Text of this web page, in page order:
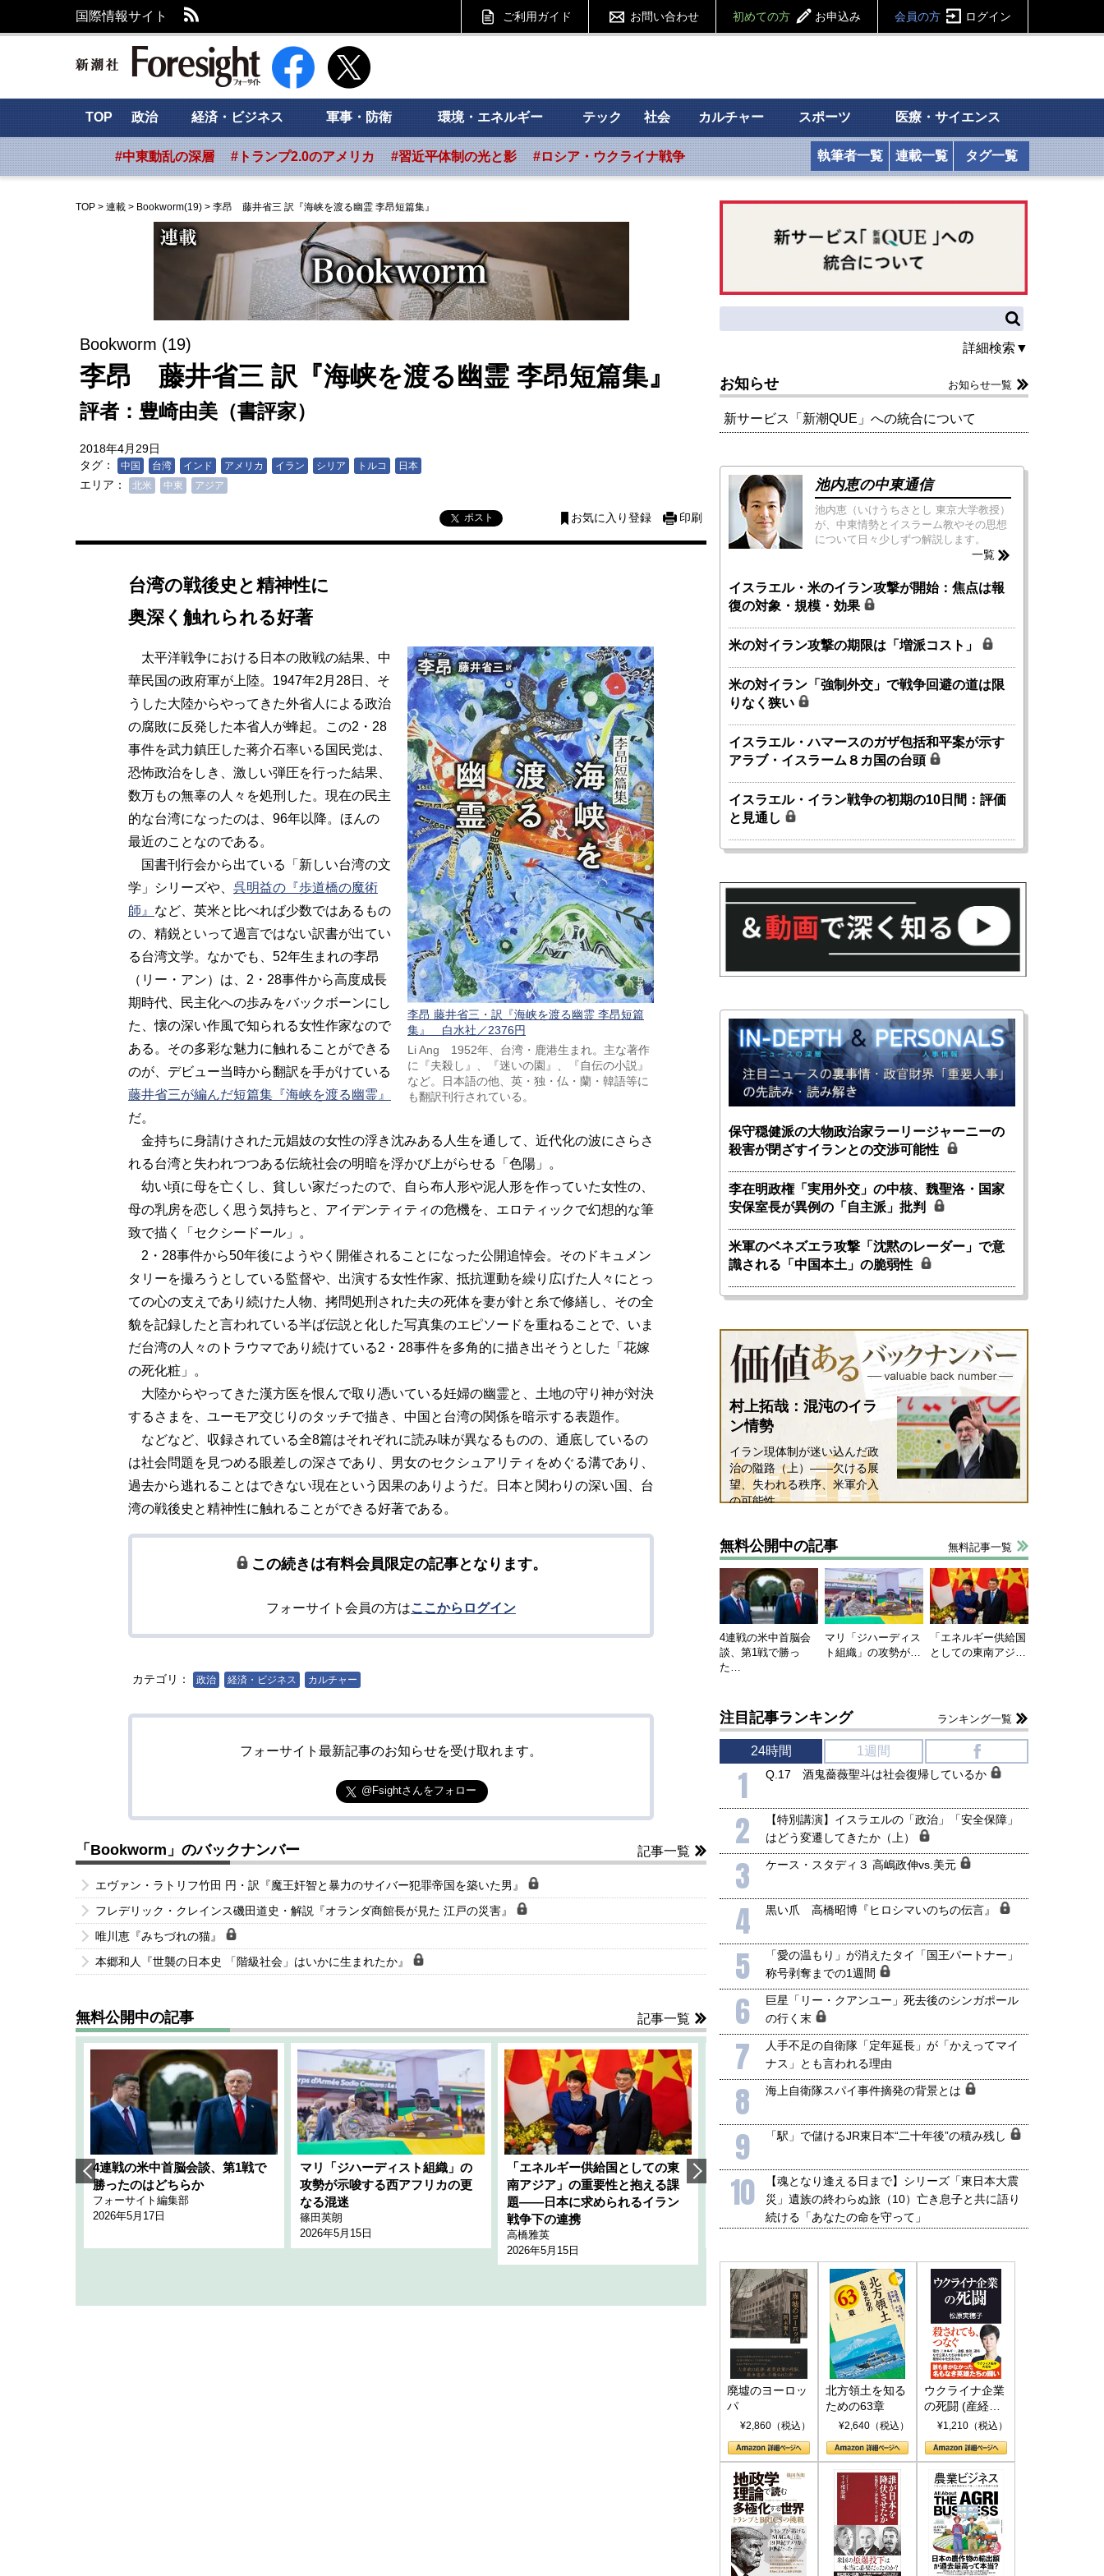
国際情報サイト ご利用ガイド お問い合わせ 初めての方 お申込み 会員の方 ログイン
新潮社 Foresight フォーサイト
TOP 政治 経済・ビジネス 軍事・防衛 環境・エネルギー テック 社会 カルチャー スポーツ 医療・サイエンス
#中東動乱の深層 #トランプ2.0のアメリカ #習近平体制の光と影 #ロシア・ウクライナ戦争 執筆者一覧 連載一覧 タグ一覧
TOP > 連載 > Bookworm(19) > 李昂 藤井省三 訳『海峡を渡る幽霊 李昂短篇集』
Bookworm (19)
李昂 藤井省三 訳『海峡を渡る幽霊 李昂短篇集』
評者：豊崎由美（書評家）
2018年4月29日
タグ：
中国 台湾 インド アメリカ イラン シリア トルコ 日本
エリア： 北米 中東 アジア
ポスト お気に入り登録 印刷
台湾の戦後史と精神性に
奥深く触れられる好著
李昂 藤井省三・訳『海峡を渡る幽霊 李昂短篇
集』 白水社／2376円
Li Ang 1952年、台湾・鹿港生まれ。主な著作
に『夫殺し』、『迷いの園』、『自伝の小説』
など。日本語の他、英・独・仏・蘭・韓語等に
も翻訳刊行されている。
太平洋戦争における日本の敗戦の結果、中
華民国の政府軍が上陸。1947年2月28日、そ
うした大陸からやってきた外省人による政治
の腐敗に反発した本省人が蜂起。この2・28
事件を武力鎮圧した蒋介石率いる国民党は、
恐怖政治をしき、激しい弾圧を行った結果、
数万もの無辜の人々を処刑した。現在の民主
的な台湾になったのは、96年以降。ほんの
最近のことなのである。
国書刊行会から出ている「新しい台湾の文
学」シリーズや、 呉明益の『歩道橋の魔術
師』 など、英米と比べれば少数ではあるもの
の、精鋭といって過言ではない訳書が出てい
る台湾文学。なかでも、52年生まれの李昂
（リー・アン）は、2・28事件から高度成長
期時代、民主化への歩みをバックボーンにし
た、懐の深い作風で知られる女性作家なので
ある。その多彩な魅力に触れることができる
のが、デビュー当時から翻訳を手がけている
藤井省三が編んだ短篇集『海峡を渡る幽霊』
だ。
金持ちに身請けされた元娼妓の女性の浮き沈みある人生を通して、近代化の波にさらさ
れる台湾と失われつつある伝統社会の明暗を浮かび上がらせる「色陽」。
幼い頃に母を亡くし、貧しい家だったので、自ら布人形や泥人形を作っていた女性の、
母の乳房を恋しく思う気持ちと、アイデンティティの危機を、エロティックで幻想的な筆
致で描く「セクシードール」。
2・28事件から50年後にようやく開催されることになった公開追悼会。そのドキュメン
タリーを撮ろうとしている監督や、出演する女性作家、抵抗運動を繰り広げた人々にとっ
ての心の支えであり続けた人物、拷問処刑された夫の死体を妻が針と糸で修繕し、その全
貌を記録したと言われている半ば伝説と化した写真集のエピソードを重ねることで、いま
だ台湾の人々のトラウマであり続けている2・28事件を多角的に描き出そうとした「花嫁
の死化粧」。
大陸からやってきた漢方医を恨んで取り憑いている妊婦の幽霊と、土地の守り神が対決
するさまを、ユーモア交じりのタッチで描き、中国と台湾の関係を暗示する表題作。
などなど、収録されている全8篇はそれぞれに読み味が異なるものの、通底しているの
は社会問題を見つめる眼差しの深さであり、男女のセクシュアリティをめぐる溝であり、
過去から逃れることはできない現在という因果のありようだ。日本と関わりの深い国、台
湾の戦後史と精神性に触れることができる好著である。
この続きは有料会員限定の記事となります。
フォーサイト会員の方はここからログイン
カテゴリ： 政治 経済・ビジネス カルチャー
フォーサイト最新記事のお知らせを受け取れます。
@Fsightさんをフォロー
「Bookworm」のバックナンバー 記事一覧
エヴァン・ラトリフ竹田 円・訳『魔王奸智と暴力のサイバー犯罪帝国を築いた男』
フレデリック・クレインス磯田道史・解説『オランダ商館長が見た 江戸の災害』
唯川恵『みちづれの猫』
本郷和人『世襲の日本史 「階級社会」はいかに生まれたか』
無料公開中の記事 記事一覧
4連戦の米中首脳会談、第1戦で
勝ったのはどちらか
フォーサイト編集部
2026年5月17日
マリ「ジハーディスト組織」の
攻勢が示唆する西アフリカの更
なる混迷
篠田英朗
2026年5月15日
「エネルギー供給国としての東
南アジア」の重要性と抱える課
題――日本に求められるイラン
戦争下の連携
高橋雅英
2026年5月15日
韓国にも理解してほしい「極東
1905年体制」における日米韓安
全保障協力の意味
千々和泰明
ホルムズ海峡危機で加速したエ
ネルギー転換が「中国依存」に
行き着くリスク
詳細検索▼
お知らせ お知らせ一覧
新サービス「新潮QUE」への統合について
池内恵の中東通信
池内恵（いけうちさとし 東京大学教授）
が、中東情勢とイスラーム教やその思想
について日々少しずつ解説します。
一覧
イスラエル・米のイラン攻撃が開始：焦点は報
復の対象・規模・効果
米の対イラン攻撃の期限は「増派コスト」
米の対イラン「強制外交」で戦争回避の道は限
りなく狭い
イスラエル・ハマースのガザ包括和平案が示す
アラブ・イスラーム８カ国の台頭
イスラエル・イラン戦争の初期の10日間：評価
と見通し
保守穏健派の大物政治家ラーリージャーニーの
殺害が閉ざすイランとの交渉可能性
李在明政権「実用外交」の中核、魏聖洛・国家
安保室長が異例の「自主派」批判
米軍のベネズエラ攻撃「沈黙のレーダー」で意
識される「中国本土」の脆弱性
村上拓哉：混沌のイラ
ン情勢
イラン現体制が迷い込んだ政
治の隘路（上）――欠ける展
望、失われる秩序、米軍介入
の可能性
無料公開中の記事 無料記事一覧
4連戦の米中首脳会
談、第1戦で勝っ
た…
マリ「ジハーディス
ト組織」の攻勢が…
「エネルギー供給国
としての東南アジ…
注目記事ランキング ランキング一覧
24時間 1週間
1 Q.17 酒鬼薔薇聖斗は社会復帰しているか
2
【特別講演】イスラエルの「政治」「安全保障」
はどう変遷してきたか（上）
3 ケース・スタディ３ 高嶋政伸vs.美元
4 黒い爪 高橋昭博『ヒロシマいのちの伝言』
5
「愛の温もり」が消えたタイ「国王パートナー」
称号剥奪までの1週間
6
巨星「リー・クアンユー」死去後のシンガポール
の行く末
7
人手不足の自衛隊「定年延長」が「かえってマイ
ナス」とも言われる理由
8 海上自衛隊スパイ事件摘発の背景とは
9 「駅」で儲けるJR東日本“二十年後”の積み残し
10
【魂となり逢える日まで】シリーズ「東日本大震
災」遺族の終わらぬ旅（10）亡き息子と共に語り
続ける「あなたの命を守って」
廃墟のヨーロッ
パ
¥2,860（税込）
北方領土を知る
ための63章
¥2,640（税込）
ウクライナ企業
の死闘 (産経セ
レクト S 039)
¥1,210（税込）